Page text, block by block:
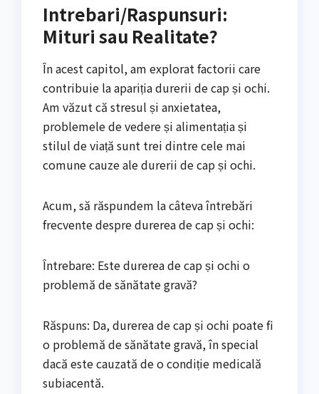
Intrebari/Raspunsuri:
Mituri sau Realitate?
În acest capitol, am explorat factorii care
contribuie la apariția durerii de cap și ochi.
Am văzut că stresul și anxietatea,
problemele de vedere și alimentația și
stilul de viață sunt trei dintre cele mai
comune cauze ale durerii de cap și ochi.
Acum, să răspundem la câteva întrebări
frecvente despre durerea de cap și ochi:
Întrebare: Este durerea de cap și ochi o
problemă de sănătate gravă?
Răspuns: Da, durerea de cap și ochi poate fi
o problemă de sănătate gravă, în special
dacă este cauzată de o condiție medicală
subiacentă.